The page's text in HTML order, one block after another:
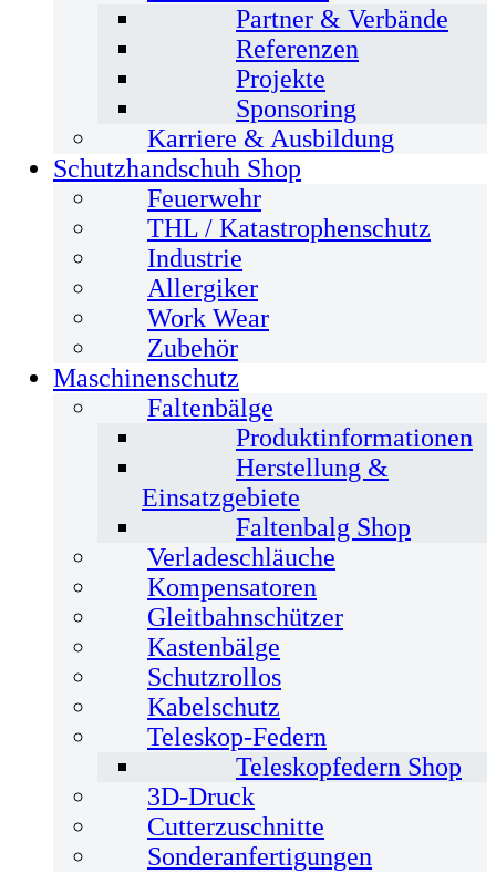
Partner & Verbände
Referenzen
Projekte
Sponsoring
Karriere & Ausbildung
Schutzhandschuh Shop
Feuerwehr
THL / Katastrophenschutz
Industrie
Allergiker
Work Wear
Zubehör
Maschinenschutz
Faltenbälge
Produktinformationen
Herstellung &
Einsatzgebiete
Faltenbalg Shop
Verladeschläuche
Kompensatoren
Gleitbahnschützer
Kastenbälge
Schutzrollos
Kabelschutz
Teleskop-Federn
Teleskopfedern Shop
3D-Druck
Cutterzuschnitte
Sonderanfertigungen